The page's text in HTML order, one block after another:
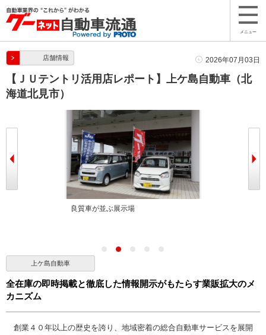
メニュー
店舗情報 2026年07月03日
【ＪＵテントリ活用店レポート】上ケ島自動車（北
海道北見市）
良質車が並ぶ展示場
上ケ島自動車
全在庫の即時掲載と徹底した情報開示がもたらす業販拡大のメ
カニズム
創業４０年以上の歴史を誇り、地域密着の総合自動車サービスを展開